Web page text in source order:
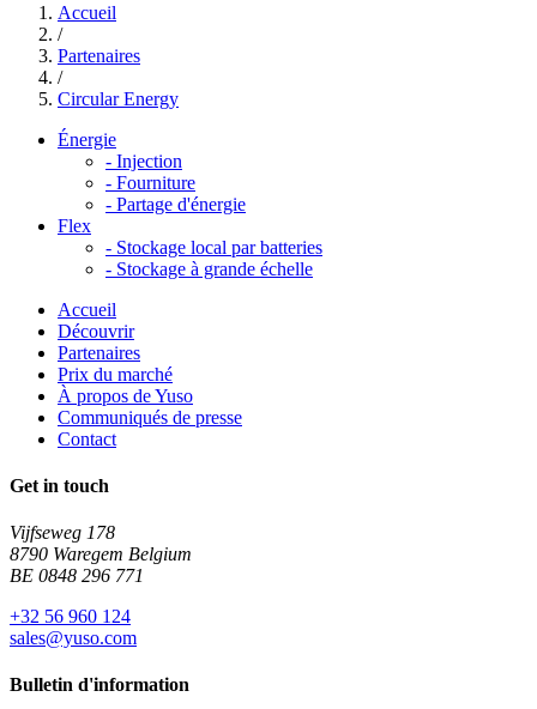
Accueil
/
Partenaires
/
Circular Energy
Énergie
- Injection
- Fourniture
- Partage d'énergie
Flex
- Stockage local par batteries
- Stockage à grande échelle
Accueil
Découvrir
Partenaires
Prix du marché
À propos de Yuso
Communiqués de presse
Contact
Get in touch
Vijfseweg 178
8790 Waregem Belgium
BE 0848 296 771
+32 56 960 124
sales@yuso.com
Bulletin d'information